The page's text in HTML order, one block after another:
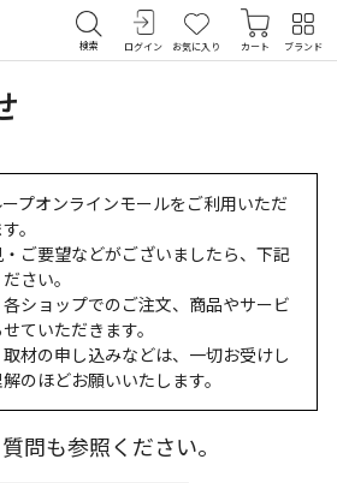
検索 ログイン お気に入り カート ブランド
プオンラインモールをご利用いただ
。
ご要望などがございましたら、下記
さい。
ショップでのご注文、商品やサービ
ていただきます。
材の申し込みなどは、一切お受けし
のほどお願いいたします。
問も参照ください。